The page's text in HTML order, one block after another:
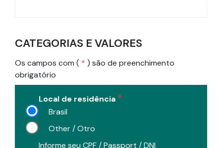
CATEGORIAS E VALORES
Os campos com ( * ) são de preenchimento
obrigatório
Local de residência *
Brasil
Other / Otro
Informe seu CPF / Passport / DNI